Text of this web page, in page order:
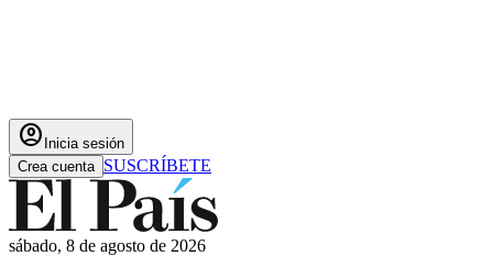
account_circle Inicia sesión
Crea cuenta SUSCRÍBETE
sábado, 8 de agosto de 2026